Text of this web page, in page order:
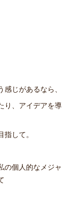
じがあるなら、
り、アイデアを導
して。
の個人的なメジャ